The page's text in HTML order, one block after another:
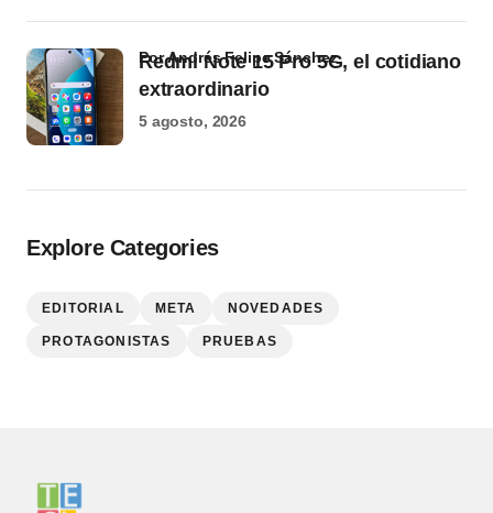
Redmi Note 15 Pro 5G, el cotidiano
extraordinario
por Andrés Felipe Sánchez
5 agosto, 2026
Explore Categories
EDITORIAL META NOVEDADES
PROTAGONISTAS PRUEBAS